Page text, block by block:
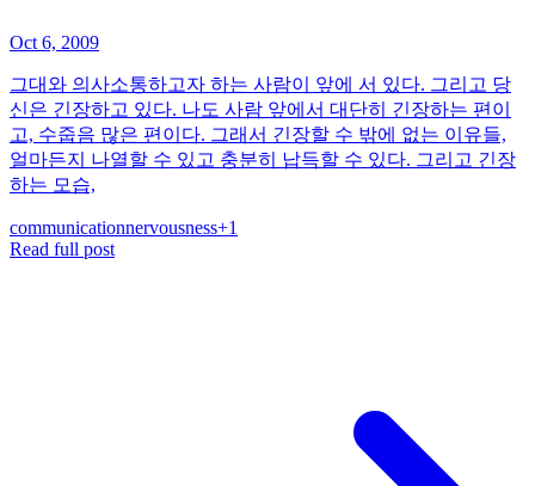
Oct 6, 2009
그대와 의사소통하고자 하는 사람이 앞에 서 있다. 그리고 당
신은 긴장하고 있다. 나도 사람 앞에서 대단히 긴장하는 편이
고, 수줍음 많은 편이다. 그래서 긴장할 수 밖에 없는 이유들,
얼마든지 나열할 수 있고 충분히 납득할 수 있다. 그리고 긴장
하는 모습,
communicationnervousness+1
Read full post